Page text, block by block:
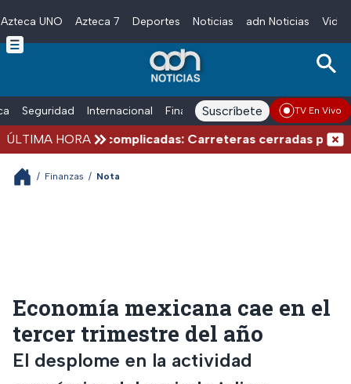
Skip to main content
Azteca UNO Azteca 7 Deportes Noticias adn Noticias
Seguridad Internacional Finanzas adn Noticias Radio
Suscríbete TV En Vivo
ÚLTIMA HORA
de verano complicadas: Carreteras cerradas por
/ Finanzas / Nota
Economía mexicana cae en el
tercer trimestre del año
El desplome en la actividad